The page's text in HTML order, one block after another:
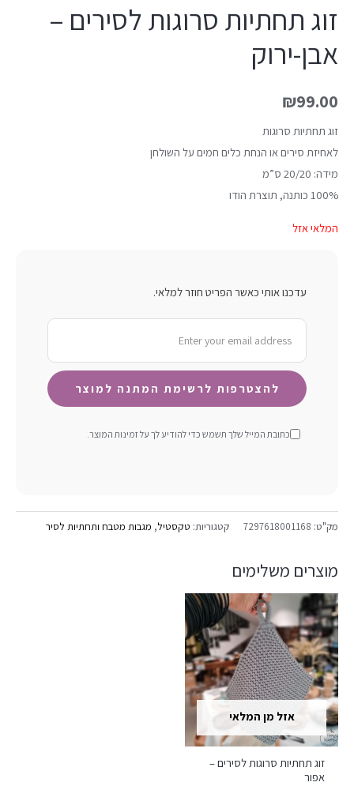
זוג תחתיות סרוגות לסירים –
אבן-ירוק
₪99.00
זוג תחתיות סרוגות
לאחיזת סירים או הנחת כלים חמים על השולחן
מידה: 20/20 ס”מ
100% כותנה, תוצרת הודו
המלאי אזל
עדכנו אותי כאשר הפריט חוזר למלאי.
כתובת המייל שלך תשמש כדי להודיע ​​לך על זמינות המוצר.
מק"ט: 7297618001168 קטגוריות: טקסטיל, מגבות מטבח ותחתיות לסיר
מוצרים משלימים
אזל מן המלאי
זוג תחתיות סרוגות לסירים –
אפור